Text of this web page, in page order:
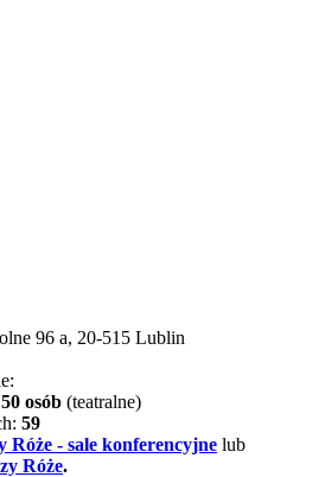
96 a, 20-515 Lublin
50 osób (teatralne)
59
Róże - sale konferencyjne lub
Róże.